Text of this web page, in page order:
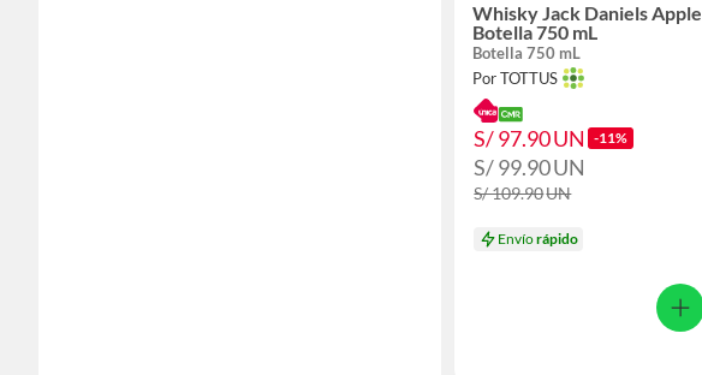
Whisky Jack Daniels Apple
Botella 750 mL
Botella 750 mL
Por TOTTUS
S/ 97.90UN -11%
S/ 99.90UN
S/ 109.90UN
Envíorápido